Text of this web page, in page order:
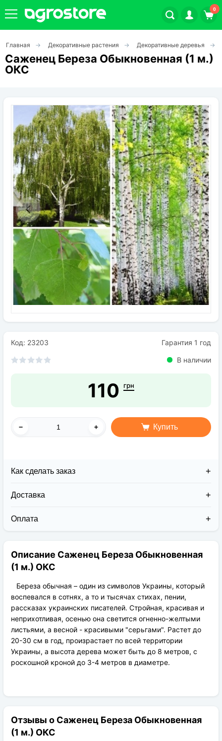
0
Плодовые кустарники
Декоративные растения
Цветы
Травы
Овощи (на посадку)
Штамбовые ягодные кусты
Семена
Удобрения
Средства защиты растений
Главная Декоративные растения Декоративные деревья
Саженец Береза Обыкновенная (1 м.)
ОКС
Код: 23203 Гарантия 1 год
В наличии
110 грн
Купить
Как сделать заказ
Доставка
курьерскими службами:
транспортировки вплоть до 14 дней (с учётом
хранения на складе).
Оплата
На карту приват банка перед отправкой;
По выставленному счёту (реквизитам
юридического лица);
Описание Саженец Береза Обыкновенная
(1 м.) ОКС
Береза ​​обычная – один из символов Украины, который
воспевался в сотнях, а то и тысячах стихах, пении,
рассказах украинских писателей. Стройная, красивая и
неприхотливая, осенью она светится огненно-желтыми
листьями, а весной - красивыми "серьгами". Растет до
20-30 см в год, произрастает по всей территории
Украины, а высота дерева может быть до 8 метров, с
роскошной кроной до 3-4 метров в диаметре.
Отзывы о Саженец Береза Обыкновенная
(1 м.) ОКС